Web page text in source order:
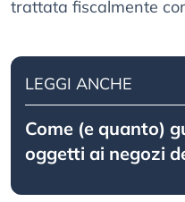
trattata fiscalmente
LEGGI ANCHE
Come (e quanto)
oggetti ai negozi